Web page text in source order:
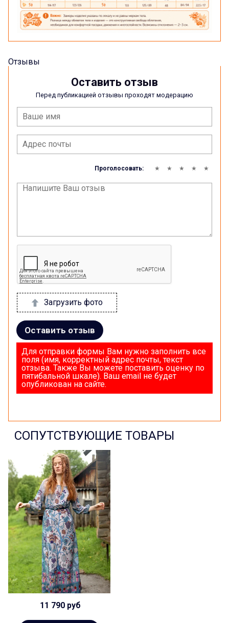
Отзывы
Оставить отзыв
Перед публикацией отзывы проходят модерацию
Проголосовать:
Загрузить фото
Оставить отзыв
Для отправки формы Вам нужно заполнить все
поля (имя, корректный адрес почты, текст
отзыва. Также Вы можете поставить оценку по
пятибальной шкале). Ваш email не будет
опубликован на сайте.
СОПУТСТВУЮЩИЕ ТОВАРЫ
11 790 руб